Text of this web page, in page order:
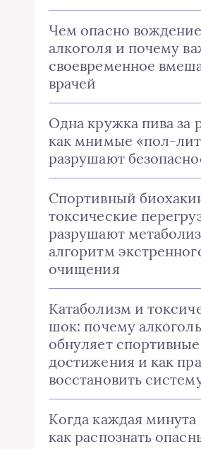
Чем опасно
алкоголя и почему
своевременное
врачей
Одна кружка пива за
как мнимые «пол-
разрушают
Спортивный
токсические
разрушают
алгоритм
очищения
Катаболизм и
шок: почему алкоголь
обнуляет спортивные
достижения и как
восстановить
Когда каждая минута
как распознать